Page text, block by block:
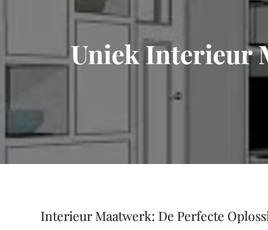
Uniek Interieur
Interieur Maatwerk: De Perfecte